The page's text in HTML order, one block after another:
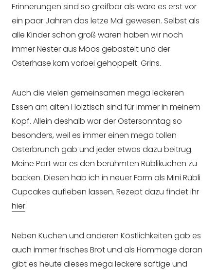
Erinnerungen sind so greifbar als wäre es erst vor
ein paar Jahren das letze Mal gewesen. Selbst als
alle Kinder schon groß waren haben wir noch
immer Nester aus Moos gebastelt und der
Osterhase kam vorbei gehoppelt. Grins.
Auch die vielen gemeinsamen mega leckeren
Essen am alten Holztisch sind für immer in meinem
Kopf. Allein deshalb war der Ostersonntag so
besonders, weil es immer einen mega tollen
Osterbrunch gab und jeder etwas dazu beitrug.
Meine Part war es den berühmten Rüblikuchen zu
backen. Diesen hab ich in neuer Form als Mini Rübli
Cupcakes aufleben lassen. Rezept dazu findet ihr
hier.
Neben Kuchen und anderen Köstlichkeiten gab es
auch immer frisches Brot und als Hommage daran
gibt es heute dieses mega leckere saftige und